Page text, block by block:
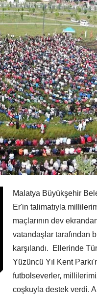
Malatya Büyükşehir
Er'in talimatıyla
maçlarının dev
vatandaşlar tarafından
karşılandı. Ellerinde
Yüzüncü Yıl Kent
futbolseverler,
coşkuyla destek verdi.